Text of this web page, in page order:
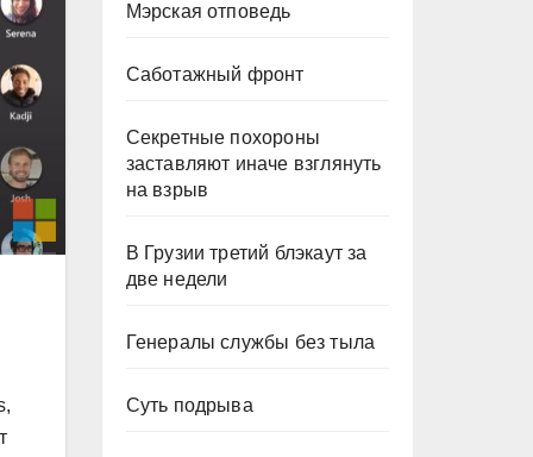
Мэрская отповедь
Саботажный фронт
Секретные похороны
заставляют иначе взглянуть
на взрыв
В Грузии третий блэкаут за
две недели
Генералы службы без тыла
Суть подрыва